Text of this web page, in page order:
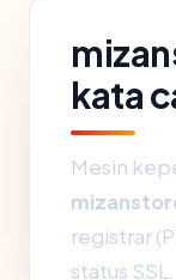
kata
Mesin
registrar
status SSL.